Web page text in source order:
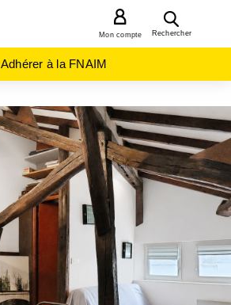
Rechercher
Mon compte
Adhérer à la FNAIM